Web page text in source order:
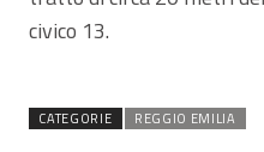
civico 13.
CATEGORIE REGGIO EMILIA